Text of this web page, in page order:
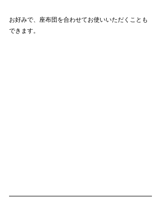
お好みで、座布団を合わせてお使いいただくことも
できます。